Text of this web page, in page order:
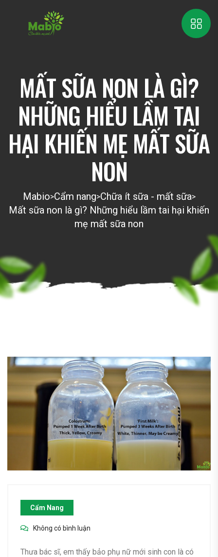
MẤT SỮA NON LÀ GÌ?
NHỮNG HIỂU LẦM TAI
HẠI KHIẾN MẸ MẤT SỮA
NON
Mabio>Cẩm nang>Chữa ít sữa - mất sữa>
Mất sữa non là gì? Những hiểu lầm tai hại khiến
mẹ mất sữa non
Cẩm Nang
Không có bình luận
Thưa bác sĩ, em thấy bảo phụ nữ mới sinh con là có